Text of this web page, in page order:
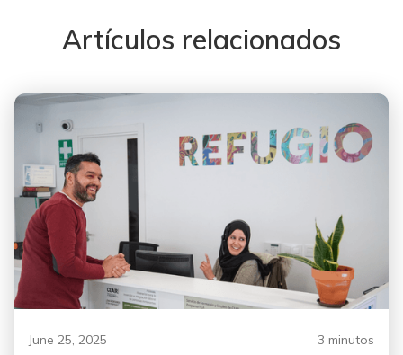
Artículos relacionados
June 25, 2025 3 minutos